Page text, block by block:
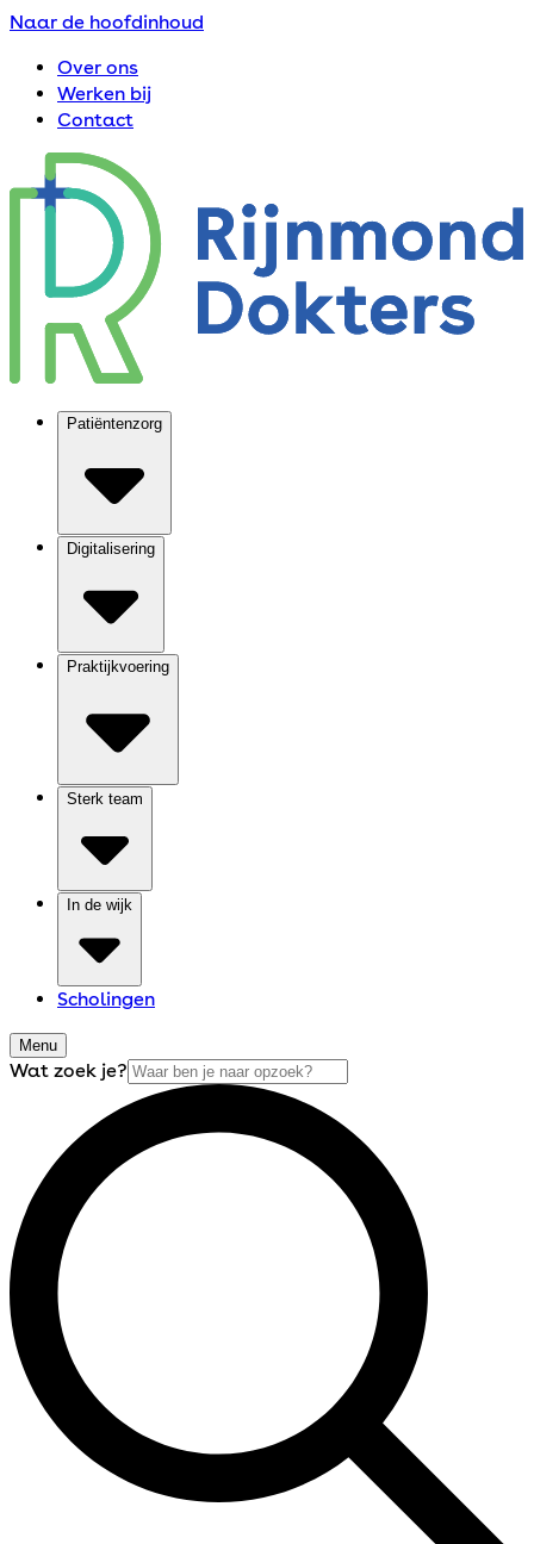
Naar de hoofdinhoud
Over ons
Werken bij
Contact
Patiëntenzorg
Digitalisering
Praktijkvoering
Sterk team
In de wijk
Scholingen
Menu
Wat zoek je?